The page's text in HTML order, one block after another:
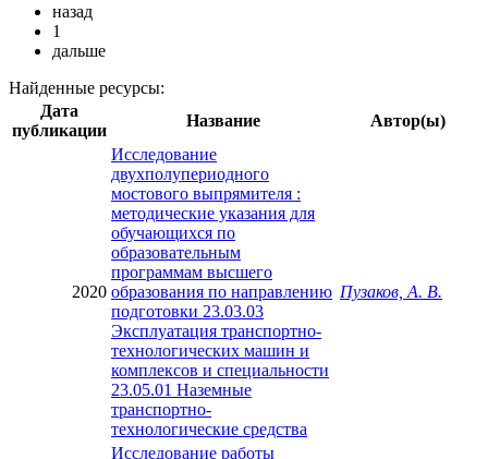
назад
1
дальше
Найденные ресурсы:
Дата
публикации
Название Автор(ы)
2020
Исследование
двухполупериодного
мостового выпрямителя :
методические указания для
обучающихся по
образовательным
программам высшего
образования по направлению
подготовки 23.03.03
Эксплуатация транспортно-
технологических машин и
комплексов и специальности
23.05.01 Наземные
транспортно-
технологические средства
Пузаков, А. В.
Исследование работы